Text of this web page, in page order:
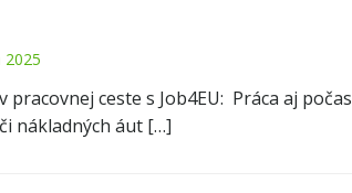
2025
ceste s Job4EU: Práca aj počas
nákladných áut […]